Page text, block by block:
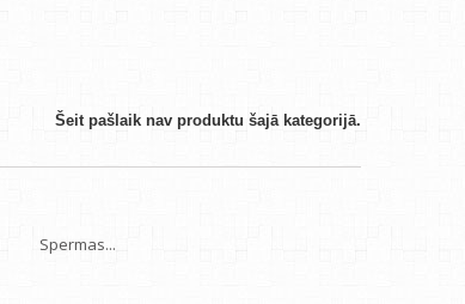
Šeit pašlaik nav produktu šajā kategorijā.
Spermas...